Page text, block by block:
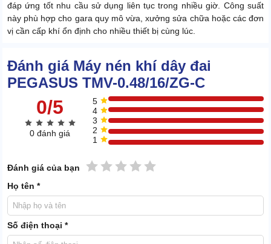
đáp ứng tốt nhu cầu sử dụng liên tục trong nhiều giờ. Công suất
này phù hợp cho gara quy mô vừa, xưởng sửa chữa hoặc các đơn
vị cần cấp khí ổn định cho nhiều thiết bị cùng lúc.
luôn duy trì khả năng vận hành êm và ổn định trong cả giờ cao
điểm. Điều này giúp tối ưu tiến độ công việc và hạn chế tối đa gián
đoạn do thiếu khí nén.
1.3. Bình chứa 170L lớn, giảm thời gian chờ nạp khí
Đánh giá Máy nén khí dây đai
PEGASUS TMV-0.48/16/ZG-C
0/5
0 đánh giá
5
4
3
2
1
Đánh giá của bạn 5 sao
4 sao
3 sao
2 sao
1 sao
Họ tên *
Số điện thoại *